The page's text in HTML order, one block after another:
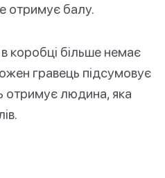
отримує балу.
коробці більше немає
гравець підсумовує
отримує людина, яка